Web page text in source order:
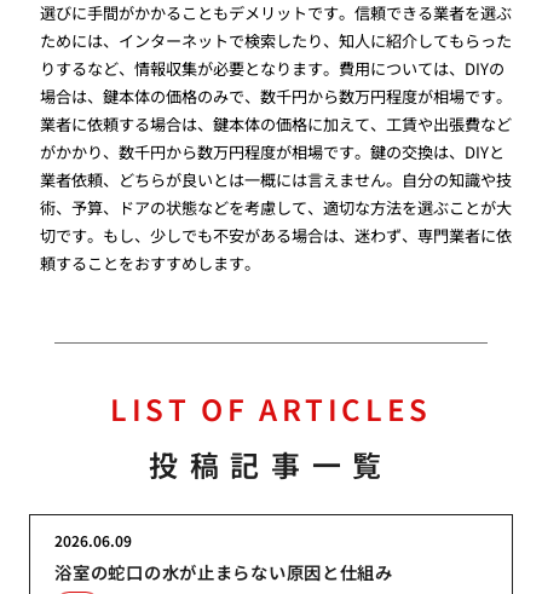
選びに手間がかかることもデメリットです。信頼できる業者を選ぶ
ためには、インターネットで検索したり、知人に紹介してもらった
りするなど、情報収集が必要となります。費用については、DIYの
場合は、鍵本体の価格のみで、数千円から数万円程度が相場です。
業者に依頼する場合は、鍵本体の価格に加えて、工賃や出張費など
がかかり、数千円から数万円程度が相場です。鍵の交換は、DIYと
業者依頼、どちらが良いとは一概には言えません。自分の知識や技
術、予算、ドアの状態などを考慮して、適切な方法を選ぶことが大
切です。もし、少しでも不安がある場合は、迷わず、専門業者に依
頼することをおすすめします。
LIST OF ARTICLES
投稿記事一覧
浴室の蛇口の水が止まらない原因と仕組み
2026.06.09